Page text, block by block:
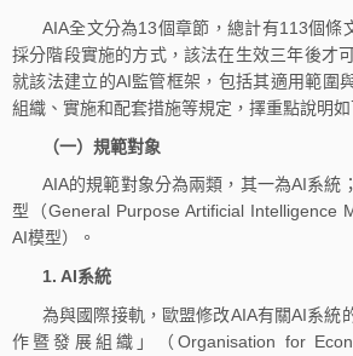
AIA全文分為13個章節，總計有113個條
採分階段實施的方式，該法在生效三年後才
就該法建立的AI監管框架，包括其適用範圍
組織、實施和配套措施等規定，擇重點說明如
（一）規範對象
AIA的規範對象分為兩類，其一為AI系統
型（General Purpose Artificial Intelligence
AI模型）。
1. AI系統
為與國際接軌，歐盟修改AIA有關AI系統
作暨發展組織」（Organisation for